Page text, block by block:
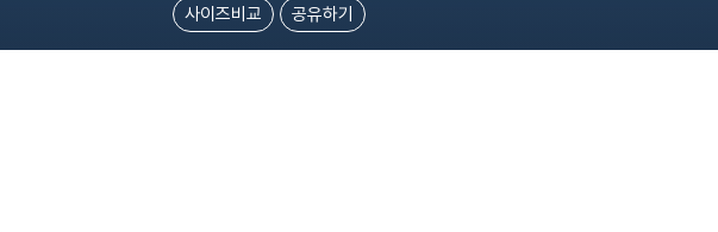
사이즈비교 공유하기